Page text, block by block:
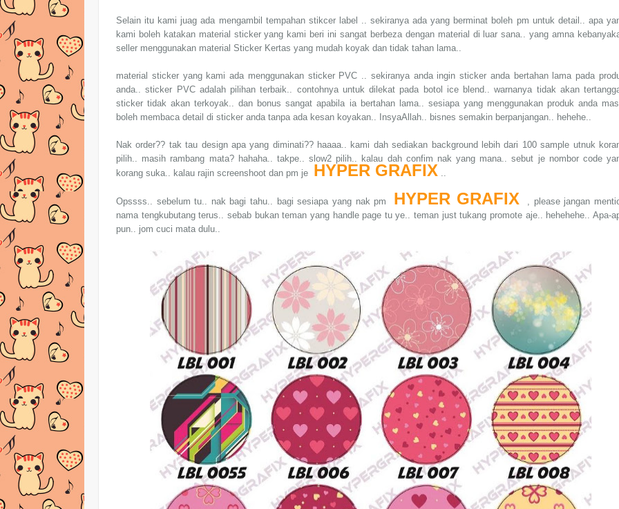
Selain itu kami juag ada mengambil tempahan stikcer label .. sekiranya ada yang berminat boleh pm untuk detail.. apa
kami boleh katakan material sticker yang kami beri ini sangat berbeza dengan material di luar sana.. yang amna
seller menggunakan material Sticker Kertas yang mudah koyak dan tidak tahan lama..
material sticker yang kami ada menggunakan sticker PVC .. sekiranya anda ingin sticker anda bertahan lama pada
anda.. sticker PVC adalah pilihan terbaik.. contohnya untuk dilekat pada botol ice blend.. warnanya tidak akan
sticker tidak akan terkoyak.. dan bonus sangat apabila ia bertahan lama.. sesiapa yang menggunakan produk anda
boleh membaca detail di sticker anda tanpa ada kesan koyakan.. InsyaAllah.. bisnes semakin berpanjangan.. hehehe..
Nak order?? tak tau design apa yang diminati?? haaaa.. kami dah sediakan background lebih dari 100 sample utnuk
pilih.. masih rambang mata? hahaha.. takpe.. slow2 pilih.. kalau dah confim nak yang mana.. sebut je nombor code
korang suka.. kalau rajin screenshoot dan pm je HYPER GRAFIX ..
Opssss.. sebelum tu.. nak bagi tahu.. bagi sesiapa yang nak pm HYPER GRAFIX, please jangan
nama tengkubutang terus.. sebab bukan teman yang handle page tu ye.. teman just tukang promote aje.. hehehehe.. Apa-
pun.. jom cuci mata dulu..